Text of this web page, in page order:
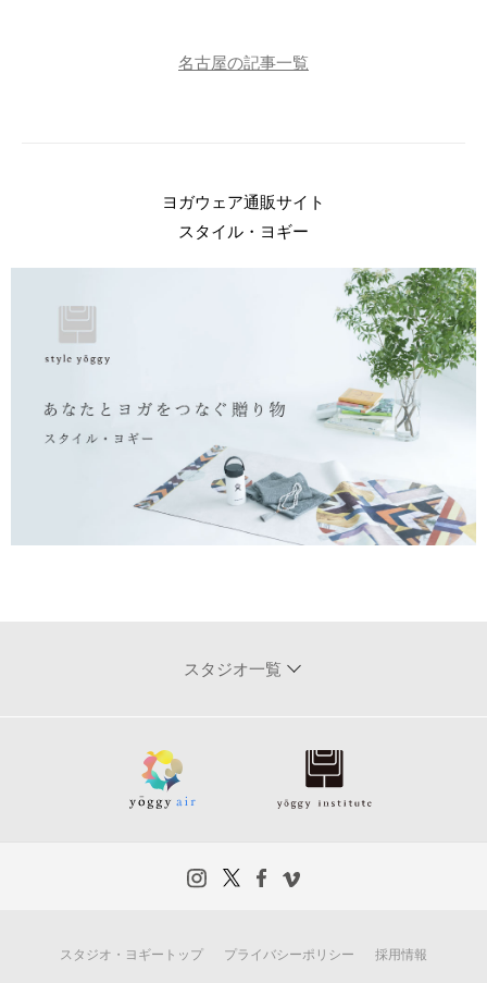
名古屋の記事一覧
ヨガウェア通販サイト
スタイル・ヨギー
スタジオ一覧
スタジオ・ヨギートップ プライバシーポリシー 採用情報